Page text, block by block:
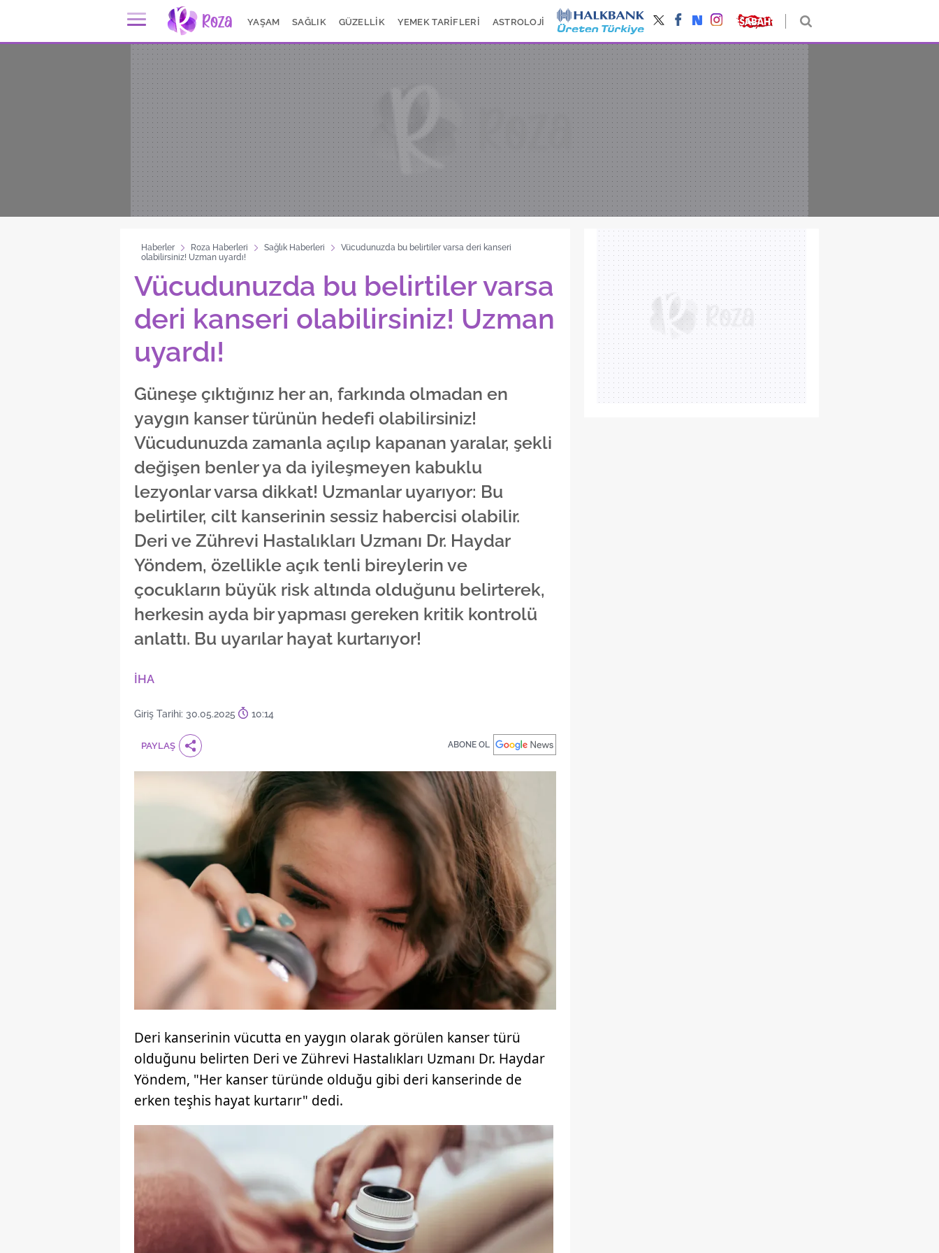
YAŞAM SAĞLIK GÜZELLİK YEMEK TARİFLERİ ASTROLOJİ
Haberler Roza Haberleri Sağlık Haberleri
Vücudunuzda bu belirtiler varsa deri kanseri
olabilirsiniz! Uzman uyardı!
Vücudunuzda bu belirtiler varsa
deri kanseri olabilirsiniz! Uzman
uyardı!
Güneşe çıktığınız her an, farkında olmadan en
yaygın kanser türünün hedefi olabilirsiniz!
Vücudunuzda zamanla açılıp kapanan yaralar, şekli
değişen benler ya da iyileşmeyen kabuklu
lezyonlar varsa dikkat! Uzmanlar uyarıyor: Bu
belirtiler, cilt kanserinin sessiz habercisi olabilir.
Deri ve Zührevi Hastalıkları Uzmanı Dr. Haydar
Yöndem, özellikle açık tenli bireylerin ve
çocukların büyük risk altında olduğunu belirterek,
herkesin ayda bir yapması gereken kritik kontrolü
anlattı. Bu uyarılar hayat kurtarıyor!
İHA
Giriş Tarihi: 30.05.2025 10:14
PAYLAŞ ABONE OL
Deri kanserinin vücutta en yaygın olarak görülen kanser türü
olduğunu belirten Deri ve Zührevi Hastalıkları Uzmanı Dr. Haydar
Yöndem, "Her kanser türünde olduğu gibi deri kanserinde de
erken teşhis hayat kurtarır" dedi.